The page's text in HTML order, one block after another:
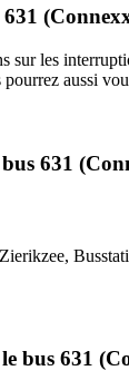
631
sur les
pourrez aussi
631
bus 631